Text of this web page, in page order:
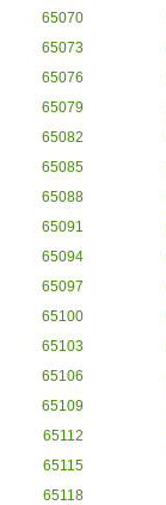
65070
65073
65076
65079
65082
65085
65088
65091
65094
65097
65100
65103
65106
65109
65112
65115
65118